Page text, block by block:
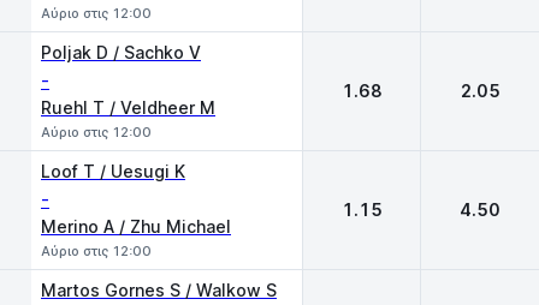
Αύριο στις 12:00
Poljak D / Sachko V
-
Ruehl T / Veldheer M
Αύριο στις 12:00
1.68 2.05
Loof T / Uesugi K
-
Merino A / Zhu Michael
Αύριο στις 12:00
1.15 4.50
Martos Gornes S / Walkow S